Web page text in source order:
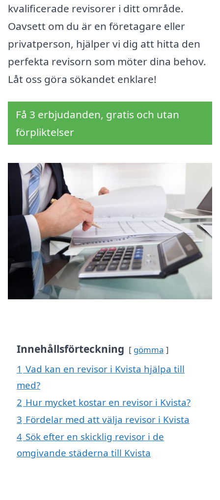
kvalificerade revisorer i ditt område.
Oavsett om du är en företagare eller
privatperson, hjälper vi dig att hitta den
perfekta revisorn som möter dina behov.
Låt oss göra sökandet enklare!
Få 3 erbjudanden, gratis och utan
förpliktelser
Innehållsförteckning gömma
1 Vad kan en revisor i Kvista hjälpa till
med?
2 Hur mycket kostar en revisor i Kvista?
3 Fördelar med att välja revisor i Kvista
4 Sök efter en skicklig revisor i de
omgivande städerna till Kvista